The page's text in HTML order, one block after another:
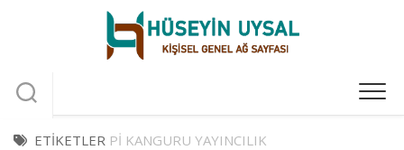
ETIKETLER PI KANGURU YAYINCILIK